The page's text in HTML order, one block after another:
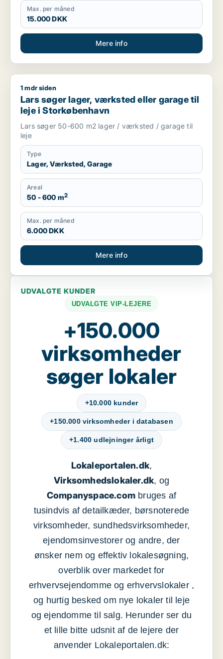
Max. per måned
15.000 DKK
Mere info
Lars søger lager, værksted eller garage til leje i
1 mdr siden
Lars søger lager, værksted eller garage til
leje i Storkøbenhavn
Lars søger 50-600 m2 lager / værksted / garage til
leje
Type
Lager, Værksted, Garage
Areal
50 - 600 m2
Max. per måned
6.000 DKK
Mere info
UDVALGTE KUNDER
UDVALGTE VIP-LEJERE
+150.000
virksomheder
søger lokaler
+10.000 kunder
+150.000 virksomheder i databasen
+1.400 udlejninger årligt
Lokaleportalen.dk,
Virksomhedslokaler.dk, og
Companyspace.com bruges af
tusindvis af detailkæder, børsnoterede
virksomheder, sundhedsvirksomheder,
ejendomsinvestorer og andre, der
ønsker nem og effektiv lokalesøgning,
overblik over markedet for
erhvervsejendomme og erhvervslokaler ,
og hurtig besked om nye lokaler til leje
og ejendomme til salg. Herunder ser du
et lille bitte udsnit af de lejere der
anvender Lokaleportalen.dk: